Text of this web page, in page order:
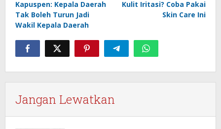
pos
Kapuspen: Kepala Daerah
Tak Boleh Turun Jadi
Wakil Kepala Daerah
Kulit Iritasi? Coba Pakai
Skin Care Ini
Jangan Lewatkan